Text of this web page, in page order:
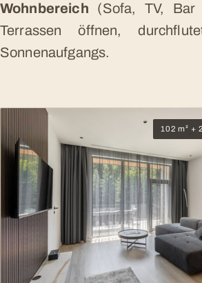
Wohnbereich (Sofa, TV, Bar
Terrassen öffnen,
Sonnenaufgangs.
102 m² +